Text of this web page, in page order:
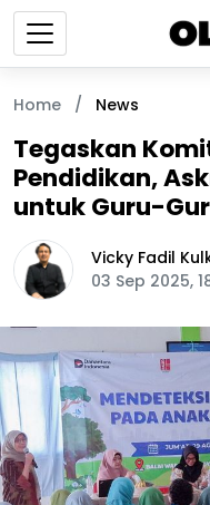
Home / News
Tegaskan
Pendidikan,
untuk Guru-
Vicky Fadil
03 Sep 2025,